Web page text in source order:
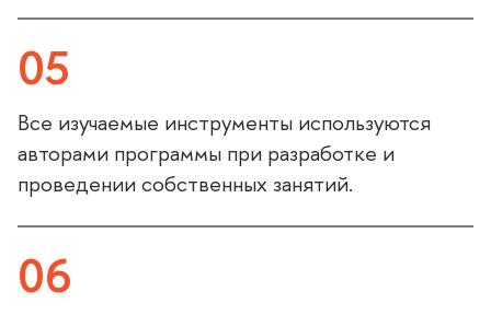
05
се изучаемые инструменты используются
авторами программы при разработке и
проведении собственных занятий.
06